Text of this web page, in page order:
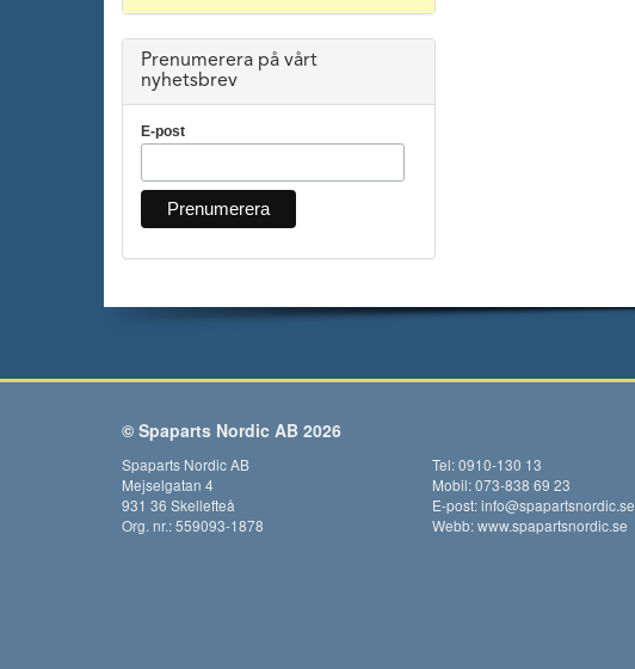
Prenumerera på vårt
nyhetsbrev
E-post
© Spaparts Nordic AB 2026
Spaparts Nordic AB
Mejselgatan 4
931 36 Skellefteå
Org. nr.: 559093-1878
Tel: 0910-130 13
Mobil: 073-838 69 23
E-post:info@spapartsnordic.se
Webb:www.spapartsnordic.se